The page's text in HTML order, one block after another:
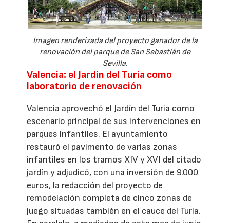
Imagen renderizada del proyecto ganador de la
renovación del parque de San Sebastián de
Sevilla.
Valencia: el Jardín del Turia como
laboratorio de renovación
Valencia aprovechó el Jardín del Turia como
escenario principal de sus intervenciones en
parques infantiles. El ayuntamiento
restauró el pavimento de varias zonas
infantiles en los tramos XIV y XVI del citado
jardín y adjudicó, con una inversión de 9.000
euros, la redacción del proyecto de
remodelación completa de cinco zonas de
juego situadas también en el cauce del Turia.